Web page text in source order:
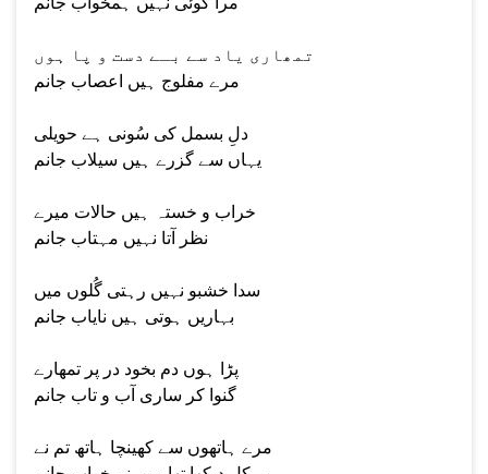
تمھاری یاد سے بـے دست و پا ہوں
مرے مفلوج ہیں اعصاب جانم
دلِ بسمل کی سُونی ہے حویلی
یہاں سے گزرے ہیں سیلاب جانم
خراب و خستہ ہیں حالات میرے
نظر آتا نہیں مہتاب جانم
سدا خشبو نہیں رہتی گُلوں میں
بہاریں ہوتی ہیں نایاب جانم
پڑا ہوں دم بخود در پر تمھارے
گنوا کر ساری آب و تاب جانم
مرے ہاتھوں سے کھینچا ہاتھ تم نے